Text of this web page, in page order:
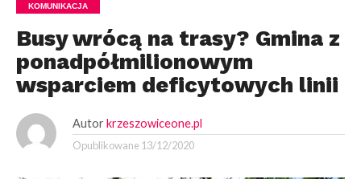
KOMUNIKACJA
Busy wrócą na trasy? Gmina z
ponadpółmilionowym
wsparciem deficytowych linii
Autor krzeszowiceone.pl
Opublikowane 13/12/2020